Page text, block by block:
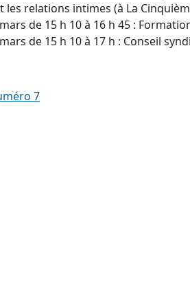
les relations intimes (à La
de 15 h 10 à 16 h 45 :
de 15 h 10 à 17 h : Conseil
7